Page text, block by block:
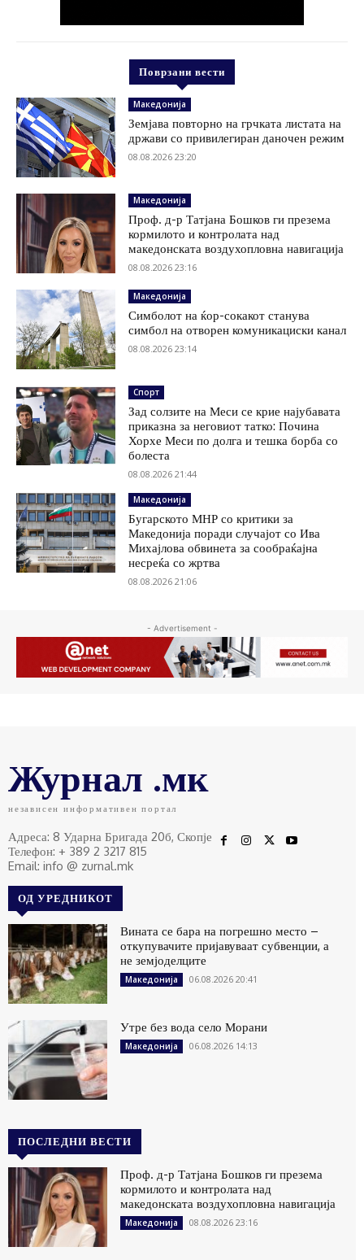
Поврзани вести
Македонија
Земјава повторно на грчката листата на
држави со привилегиран даночен режим
08.08.2026 23:20
Македонија
Проф. д-р Татјана Бошков ги презема
кормилото и контролата над
македонската воздухопловна навигација
08.08.2026 23:16
Македонија
Симболот на ќор-сокакот станува
симбол на отворен комуникациски канал
08.08.2026 23:14
Спорт
Зад солзите на Меси се крие најубавата
приказна за неговиот татко: Почина
Хорхе Меси по долга и тешка борба со
болеста
08.08.2026 21:44
Македонија
Бугарското МНР со критики за
Македонија поради случајот со Ива
Михајлова обвинета за сообраќајна
несреќа со жртва
08.08.2026 21:06
- Advertisement -
Журнал .мк
независен информативен портал
Адреса: 8 Ударна Бригада 20б, Скопје
Телефон: + 389 2 3217 815
Email: info @ zurnal.mk
ОД УРЕДНИКОТ
Вината се бара на погрешно место –
откупувачите пријавуваат субвенции, а
не земјоделците
Македонија 06.08.2026 20:41
Утре без вода село Морани
Македонија 06.08.2026 14:13
ПОСЛЕДНИ ВЕСТИ
Проф. д-р Татјана Бошков ги презема
кормилото и контролата над
македонската воздухопловна навигација
Македонија 08.08.2026 23:16